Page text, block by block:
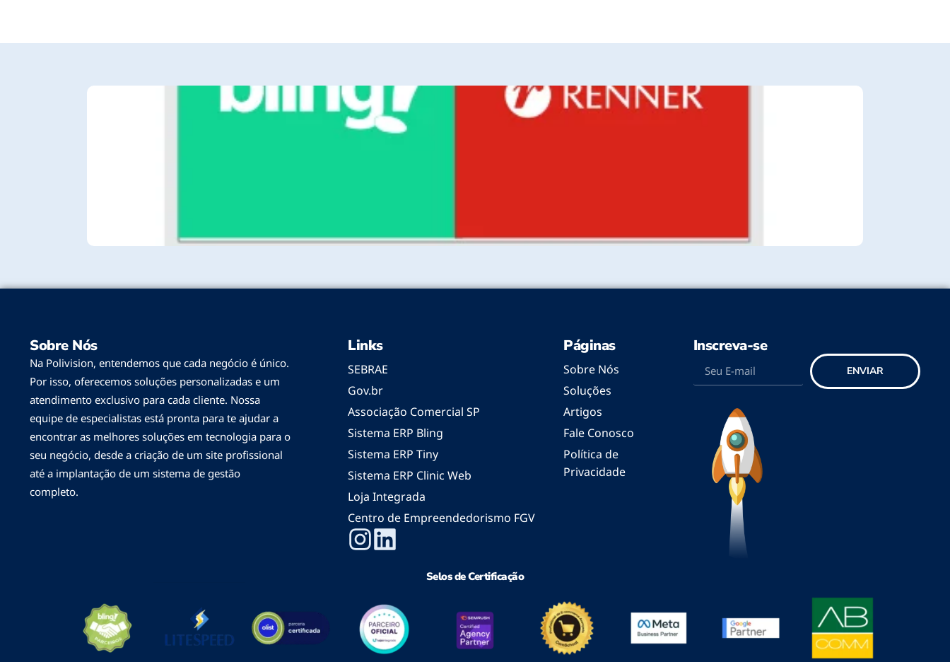
Sobre Nós
Na Polivision, entendemos que cada negócio é único.
Por isso, oferecemos soluções personalizadas e um
atendimento exclusivo para cada cliente. Nossa
equipe de especialistas está pronta para te ajudar a
encontrar as melhores soluções em tecnologia para o
seu negócio, desde a criação de um site profissional
até a implantação de um sistema de gestão
completo.
Links
SEBRAE
Gov.br
Associação Comercial SP
Sistema ERP Bling
Sistema ERP Tiny
Sistema ERP Clinic Web
Loja Integrada
Centro de Empreendedorismo FGV
Páginas
Sobre Nós
Soluções
Artigos
Fale Conosco
Política de
Privacidade
Inscreva-se
ENVIAR
Selos de Certificação